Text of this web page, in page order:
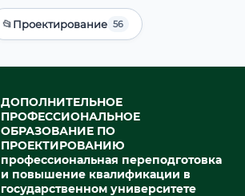
📂Проектирование 56
ДОПОЛНИТЕЛЬНОЕ
ПРОФЕССИОНАЛЬНОЕ
ОБРАЗОВАНИЕ ПО
ПРОЕКТИРОВАНИЮ
профессиональная переподготовка
и повышение квалификации в
государственном университете